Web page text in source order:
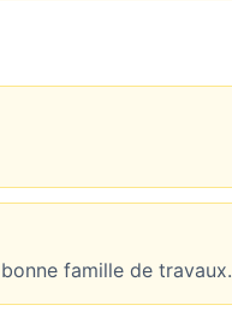
famille de travaux.